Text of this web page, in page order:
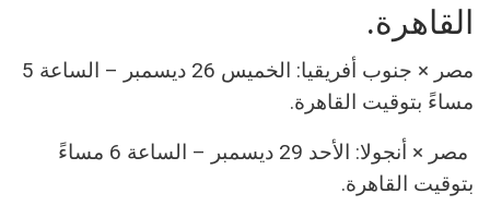
القاهرة.
مصر × جنوب أفريقيا: الخميس 26 ديسمبر – الساعة 5
مساءً بتوقيت القاهرة.
مصر × أنجولا: الأحد 29 ديسمبر – الساعة 6 مساءً
بتوقيت القاهرة.